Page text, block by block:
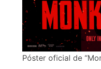
Póster oficial de